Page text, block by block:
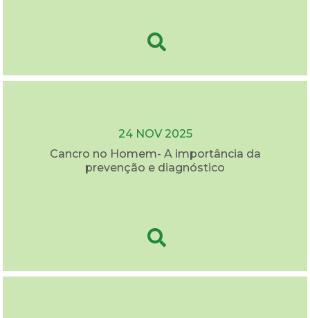
24 NOV 2025
Cancro no Homem- A importância da
prevenção e diagnóstico